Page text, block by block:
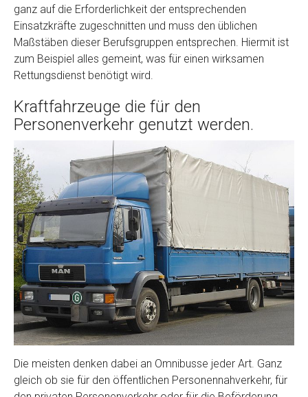
ganz auf die Erforderlichkeit der entsprechenden
Einsatzkräfte zugeschnitten und muss den üblichen
Maßstäben dieser Berufsgruppen entsprechen. Hiermit ist
zum Beispiel alles gemeint, was für einen wirksamen
Rettungsdienst benötigt wird.
Kraftfahrzeuge die für den
Personenverkehr genutzt werden.
Die meisten denken dabei an Omnibusse jeder Art. Ganz
gleich ob sie für den öffentlichen Personennahverkehr, für